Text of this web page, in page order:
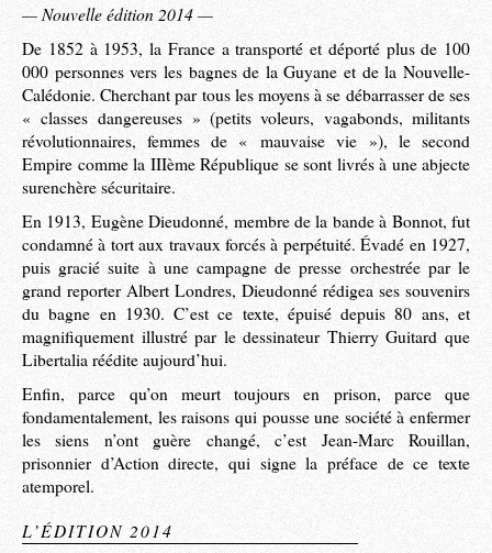
— Nouvelle édition 2014 —
De 1852 à 1953, la France a transporté et déporté plus de 100
000 personnes vers les bagnes de la Guyane et de la Nouvelle-
Calédonie. Cherchant par tous les moyens à se débarrasser de ses
« classes dangereuses » (petits voleurs, vagabonds, militants
révolutionnaires, femmes de « mauvaise vie »), le second
Empire comme la IIIème République se sont livrés à une abjecte
surenchère sécuritaire.
En 1913, Eugène Dieudonné, membre de la bande à Bonnot, fut
condamné à tort aux travaux forcés à perpétuité. Évadé en 1927,
puis gracié suite à une campagne de presse orchestrée par le
grand reporter Albert Londres, Dieudonné rédigea ses souvenirs
du bagne en 1930. C’est ce texte, épuisé depuis 80 ans, et
magnifiquement illustré par le dessinateur Thierry Guitard que
Libertalia réédite aujourd’hui.
Enfin, parce qu’on meurt toujours en prison, parce que
fondamentalement, les raisons qui pousse une société à enfermer
les siens n’ont guère changé, c’est Jean-Marc Rouillan,
prisonnier d’Action directe, qui signe la préface de ce texte
atemporel.
L’ÉDITION 2014